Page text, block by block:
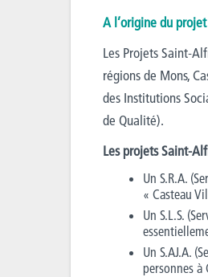
A l’origine du projet
Les Projets Saint-
régions de Mons,
des Institutions
de Qualité).
Les projets Saint-
Un S.R.A.
« Casteau
Un S.L.S.
Un S.AJ.A.
personnes à